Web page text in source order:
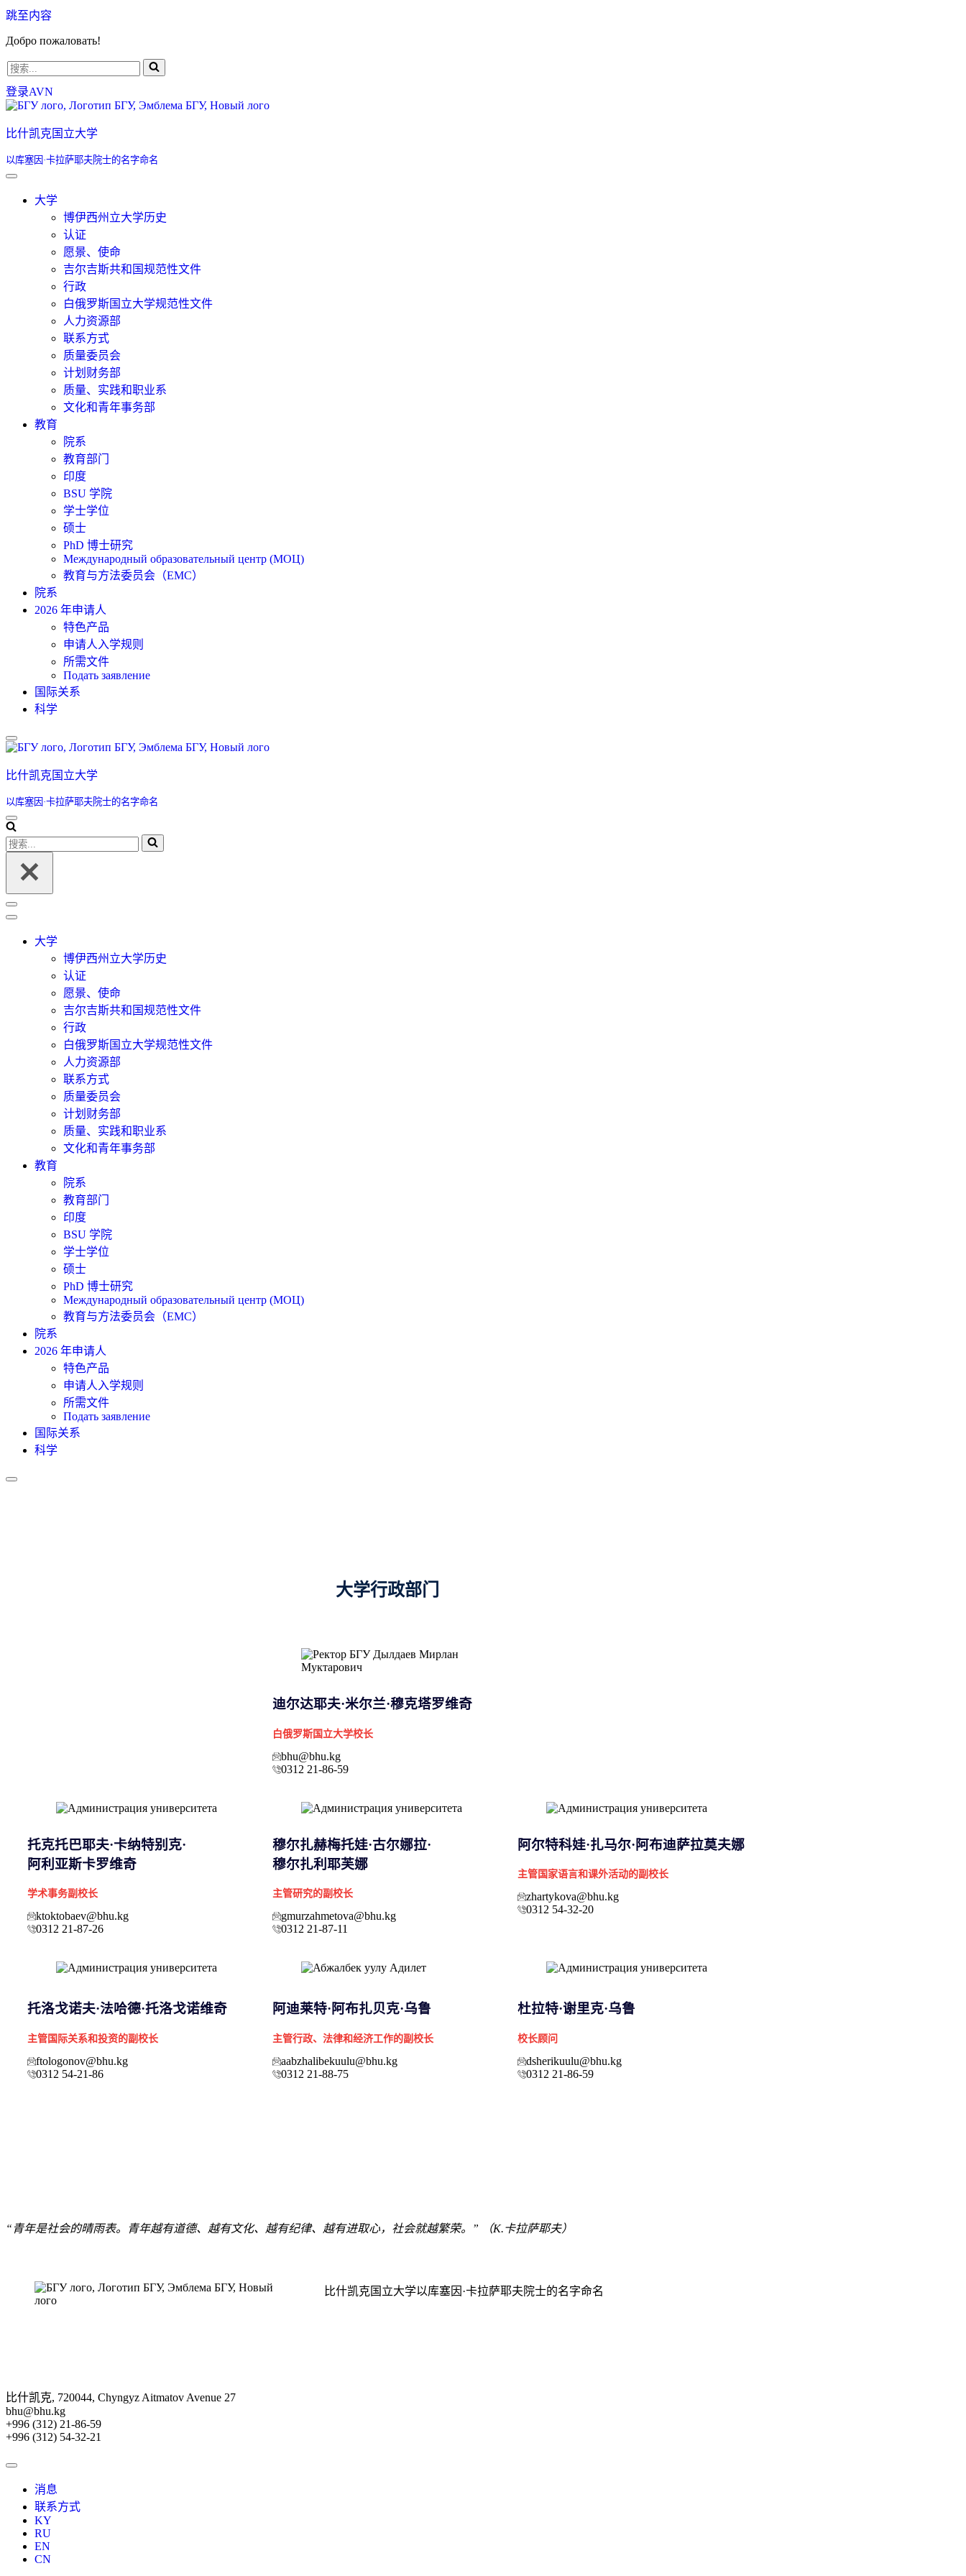
跳至内容
Добро пожаловать!
搜
索...
登录AVN
比什凯克国立大学
以库塞因·卡拉萨耶夫院士的名字命名
大学
博伊西州立大学历史
认证
愿景、使命
吉尔吉斯共和国规范性文件
行政
白俄罗斯国立大学规范性文件
人力资源部
联系方式
质量委员会
计划财务部
质量、实践和职业系
文化和青年事务部
教育
院系
教育部门
印度
BSU 学院
学士学位
硕士
PhD 博士研究
Международный образовательный центр (МОЦ)
教育与方法委员会（EMC）
院系
2026 年申请人
特色产品
申请人入学规则
所需文件
Подать заявление
国际关系
科学
比什凯克国立大学
以库塞因·卡拉萨耶夫院士的名字命名
导
航
菜
搜
索...
大学
博伊西州立大学历史
认证
愿景、使命
吉尔吉斯共和国规范性文件
行政
白俄罗斯国立大学规范性文件
人力资源部
联系方式
质量委员会
计划财务部
质量、实践和职业系
文化和青年事务部
教育
院系
教育部门
印度
BSU 学院
学士学位
硕士
PhD 博士研究
Международный образовательный центр (МОЦ)
教育与方法委员会（EMC）
院系
2026 年申请人
特色产品
申请人入学规则
所需文件
Подать заявление
国际关系
科学
大学行政部门
迪尔达耶夫·米尔兰·穆克塔罗维奇
白俄罗斯国立大学校长
bhu@bhu.kg
0312 21-86-59
托克托巴耶夫·卡纳特别克·
阿利亚斯卡罗维奇
学术事务副校长
ktoktobaev@bhu.kg
0312 21-87-26
穆尔扎赫梅托娃·古尔娜拉·
穆尔扎利耶芙娜
主管研究的副校长
gmurzahmetova@bhu.kg
0312 21-87-11
阿尔特科娃·扎马尔·阿布迪萨拉莫夫娜
主管国家语言和课外活动的副校长
zhartykova@bhu.kg
0312 54-32-20
托洛戈诺夫·法哈德·托洛戈诺维奇
主管国际关系和投资的副校长
ftologonov@bhu.kg
0312 54-21-86
阿迪莱特·阿布扎贝克·乌鲁
主管行政、法律和经济工作的副校长
aabzhalibekuulu@bhu.kg
0312 21-88-75
杜拉特·谢里克·乌鲁
校长顾问
dsherikuulu@bhu.kg
0312 21-86-59
“青年是社会的晴雨表。青年越有道德、越有文化、越有纪律、越有进取心，社会就越繁荣。” （K.卡拉萨耶夫）
比什凯克国立大学以库塞因·卡拉萨耶夫院士的名字命名
比什凯克, 720044, Chyngyz Aitmatov Avenue 27
bhu@bhu.kg
+996 (312) 21-86-59
+996 (312) 54-32-21
消息
联系方式
KY
RU
EN
CN